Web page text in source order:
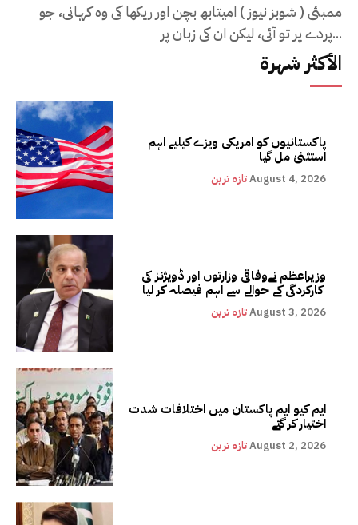
ممبئی ( شوبز نیوز ) امیتابھ بچن اور ریکھا کی وہ کہانی، جو
پردے پر تو آئی، لیکن ان کی زبان پر...
الأكثر شهرة
پاکستانیوں کو امریکی ویزے کیلیے اہم
استثنیٰ مل گیا
تازہ ترینAugust 4, 2026
وزیراعظم نےوفاقی وزارتوں اور ڈویژنز کی
کارکردگی کے حوالے سے اہم فیصلہ کر لیا
تازہ ترینAugust 3, 2026
ایم کیو ایم پاکستان میں اختلافات شدت
اختیار کر گئے
تازہ ترینAugust 2, 2026